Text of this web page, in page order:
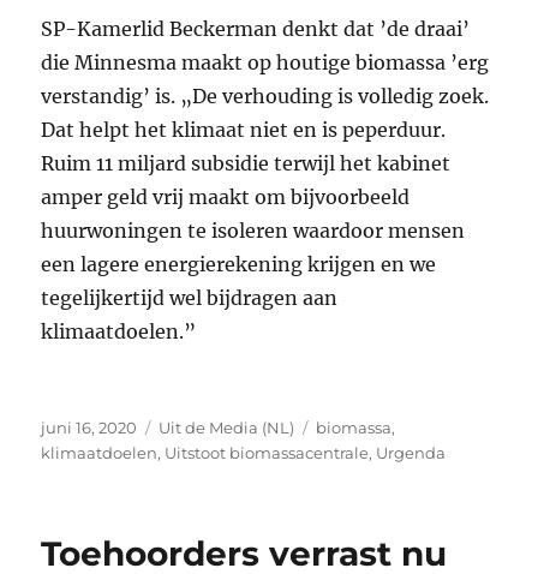
SP-Kamerlid Beckerman denkt dat ’de draai’
die Minnesma maakt op houtige biomassa ’erg
verstandig’ is. „De verhouding is volledig zoek.
Dat helpt het klimaat niet en is peperduur.
Ruim 11 miljard subsidie terwijl het kabinet
amper geld vrij maakt om bijvoorbeeld
huurwoningen te isoleren waardoor mensen
een lagere energierekening krijgen en we
tegelijkertijd wel bijdragen aan
klimaatdoelen.”
Geplaatst
op
juni 16, 2020 Categorieën
Uit de Media (NL) Tags
biomassa,
klimaatdoelen, Uitstoot biomassacentrale, Urgenda
Toehoorders verrast nu